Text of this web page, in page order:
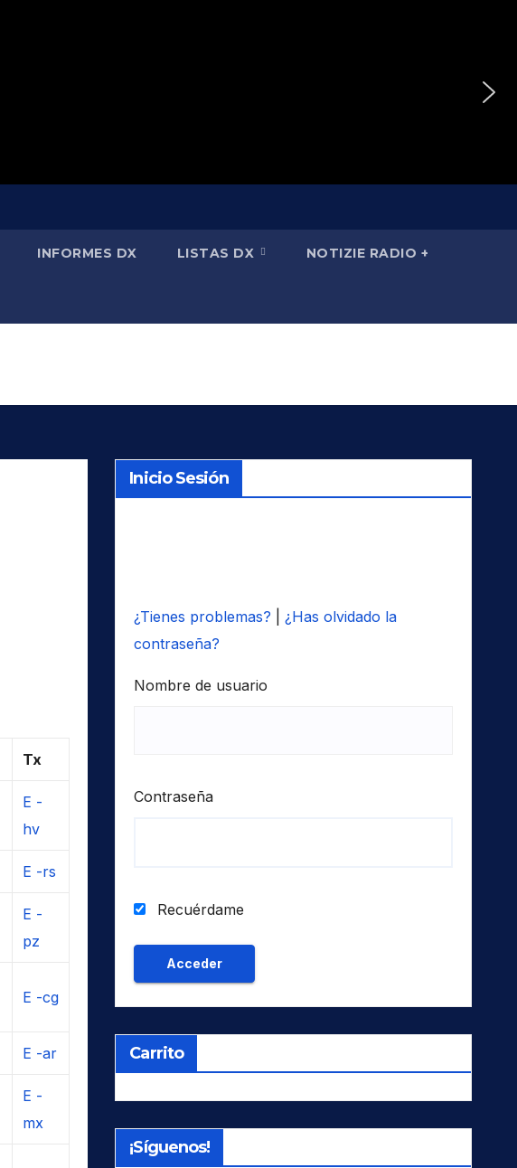
INFORMES DX LISTAS DX NOTIZIE RADIO +
Tx
E -
hv
E -rs
E -
pz
E -cg
E -ar
E -
mx
Inicio Sesión
¿Tienes problemas?
¿Has olvidado la
contraseña?
Nombre de usuario
Contraseña
Recuérdame
Carrito
¡Síguenos!